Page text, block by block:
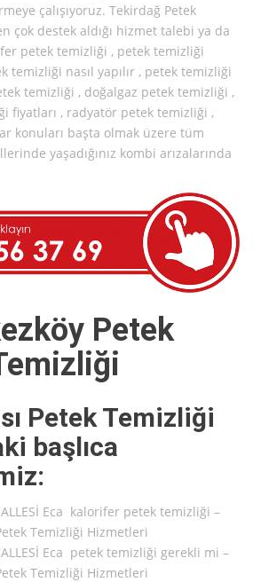
çalışıyoruz. Tekirdağ Petek
çok destek aldığı hizmet talebi ya da
petek temizliği , petek temizliği
temizliği nasıl yapılır , petek temizliği
temizliği , doğalgaz petek temizliği ,
fiyatları , radyatör petek temizliği ,
konuları başta olmak üzere tüm
yaşadığınız kombi arızalarında
Petek
Petek Temizliği
başlıca
Eca kalorifer petek temizliği –
Temizliği Hizmetleri
Eca petek temizliği gerekli mi –
Temizliği Hizmetleri